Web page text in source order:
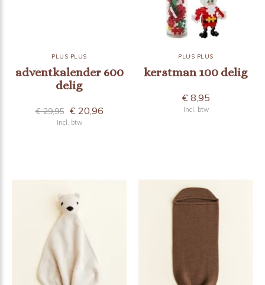
PLUS PLUS
adventkalender 600
delig
€ 29,95 € 20,96
Incl. btw
PLUS PLUS
kerstman 100 delig
€ 8,95
Incl. btw